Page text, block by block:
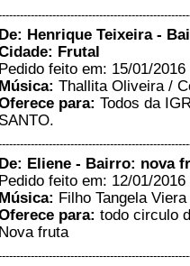
De: Henrique Teixeira -
Frutal
Pedido feito em: 15/01/
Música: Thallita Oliveira /
para: Todos da
SANTO.
De: Eliene - Bairro: nova
Pedido feito em: 12/01/
Música: Filho Tangela Viera
para: todo circulo
Nova fruta